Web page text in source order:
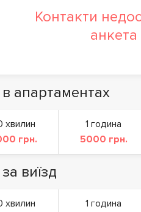
Контакти
в апартаментах
хвилин
грн.
1 година
5000 грн.
виїзд
хвилин
1 година